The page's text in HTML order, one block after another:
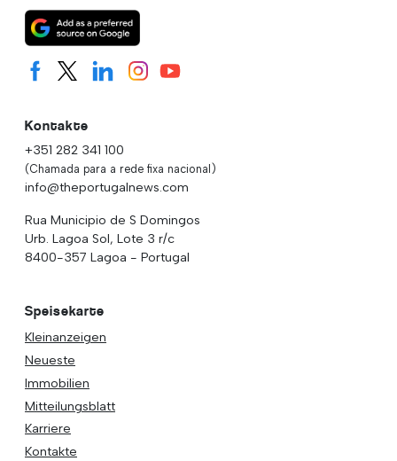
Kontakte
+351 282 341 100
(Chamada para a rede fixa nacional)
info@theportugalnews.com
Rua Municipio de S Domingos
Urb. Lagoa Sol, Lote 3 r/c
8400-357 Lagoa - Portugal
Speisekarte
Kleinanzeigen
Neueste
Immobilien
Mitteilungsblatt
Karriere
Kontakte